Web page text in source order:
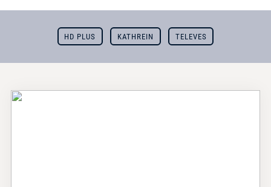
HD PLUS KATHREIN TELEVES